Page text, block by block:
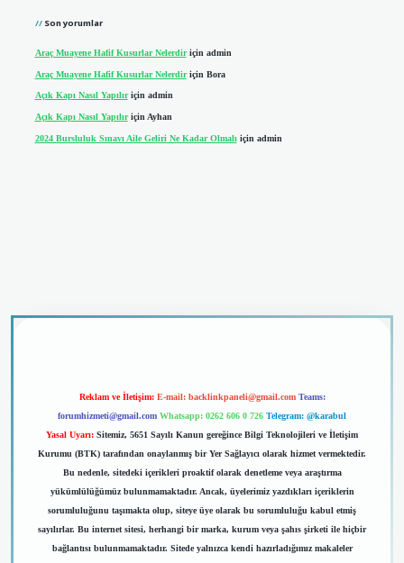
Son yorumlar
Araç Muayene Hafif Kusurlar Nelerdiriçin admin
Araç Muayene Hafif Kusurlar Nelerdiriçin Bora
Açık Kapı Nasıl Yapılıriçin admin
Açık Kapı Nasıl Yapılıriçin Ayhan
2024 Bursluluk Sınavı Aile Geliri Ne Kadar Olmalıiçin admin
Reklam ve İletişim: E-mail: backlinkpaneli@gmail.com Teams:
forumhizmeti@gmail.com Whatsapp: 0262 606 0 726 Telegram: @karabul
Yasal Uyarı: Sitemiz, 5651 Sayılı Kanun gereğince Bilgi Teknolojileri ve İletişim
Kurumu (BTK) tarafından onaylanmış bir Yer Sağlayıcı olarak hizmet vermektedir.
Bu nedenle, sitedeki içerikleri proaktif olarak denetleme veya araştırma
yükümlülüğümüz bulunmamaktadır. Ancak, üyelerimiz yazdıkları içeriklerin
sorumluluğunu taşımakta olup, siteye üye olarak bu sorumluluğu kabul etmiş
sayılırlar. Bu internet sitesi, herhangi bir marka, kurum veya şahıs şirketi ile hiçbir
bağlantısı bulunmamaktadır. Sitede yalnızca kendi hazırladığımız makaleler